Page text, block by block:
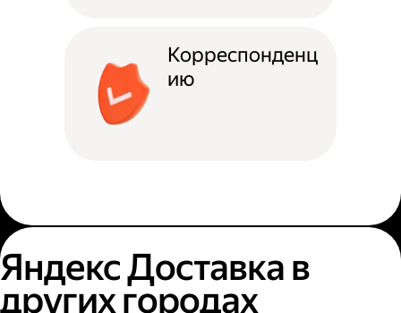
Корреспонденц
ию
Яндекс Доставка в
других городах